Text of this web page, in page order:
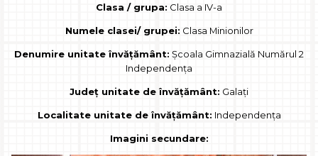
Clasa / grupa: Clasa a IV-a
Numele clasei/ grupei: Clasa Minionilor
Denumire unitate învățământ: Școala Gimnazială Numărul 2
Independența
Județ unitate de învățământ: Galați
Localitate unitate de învățământ: Independența
Imagini secundare: